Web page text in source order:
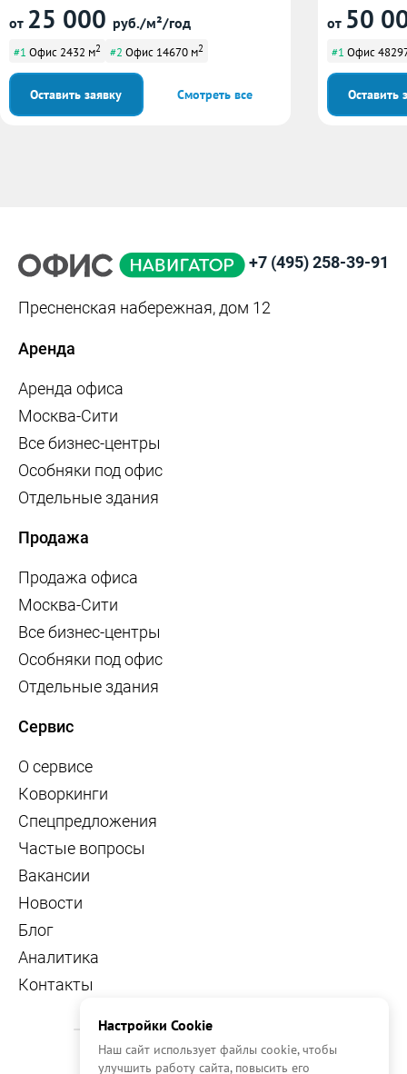
от 25 000 руб./м²/год
#1 Офис 2432 м2 #2 Офис 14670 м2
Оставить заявку Смотреть все
от 50
#1 Офис
Оставить
+7 (495) 258-39-91
Пресненская набережная, дом 12
Аренда
Аренда офиса
Москва-Сити
Все бизнес-центры
Особняки под офис
Отдельные здания
Продажа
Продажа офиса
Москва-Сити
Все бизнес-центры
Особняки под офис
Отдельные здания
Сервис
О сервисе
Коворкинги
Спецпредложения
Частые вопросы
Вакансии
Новости
Блог
Аналитика
Контакты
Настройки Cookie
Наш сайт использует файлы cookie, чтобы
улучшить работу сайта, повысить его